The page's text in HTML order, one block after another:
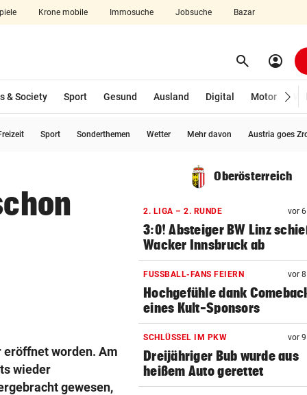
Krone mobile Immosuche Jobsuche Bazar
aufklappen search Suchen
account_circle
& Society Sport Gesund Ausland Digital Motor
Sport Sonderthemen Wetter Mehr davon Austria goes
eröffnet worden. Am
wieder
gewesen,
Oberösterreich
2. LIGA – 2. RUNDE vor
3:0! Absteiger BW Linz
Wacker Innsbruck ab
FUSSBALL-FANS FEIERN vor
Hochgefühle dank
eines Kult-Sponsors
SCHLÜSSEL IM PKW vor
Dreijähriger Bub wurde aus
heißem Auto gerettet